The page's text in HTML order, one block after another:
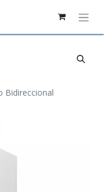
Bidireccional